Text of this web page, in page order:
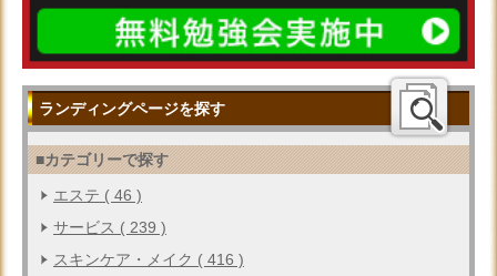
ランディングページを探す
■カテゴリーで探す
エステ ( 46 )
サービス ( 239 )
スキンケア・メイク ( 416 )